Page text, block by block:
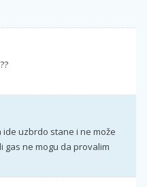
uzbrdo stane i ne može
gas ne mogu da provalim